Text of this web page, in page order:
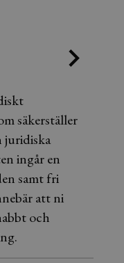
säkerställer
juridiska
ingår en
samt fri
att ni
och